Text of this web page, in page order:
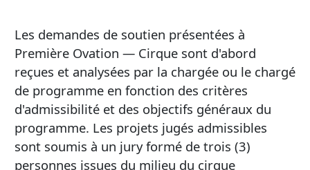
Les demandes de soutien présentées à
Première Ovation — Cirque sont d'abord
reçues et analysées par la chargée ou le chargé
de programme en fonction des critères
d'admissibilité et des objectifs généraux du
programme. Les projets jugés admissibles
sont soumis à un jury formé de trois (3)
personnes issues du milieu du cirque